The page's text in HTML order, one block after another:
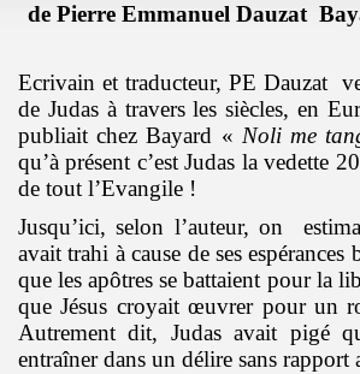
de Pierre Emmanuel Dauzat
Ecrivain et traducteur, PE Dauzat
de Judas à travers les siècles, en
publiait chez Bayard « Noli me
qu’à présent c’est Judas la vedette
de tout l’Evangile !
Jusqu’ici, selon l’auteur, on
avait trahi à cause de ses
que les apôtres se battaient pour la
que Jésus croyait œuvrer pour un
Autrement dit, Judas avait pigé
entraîner dans un délire sans